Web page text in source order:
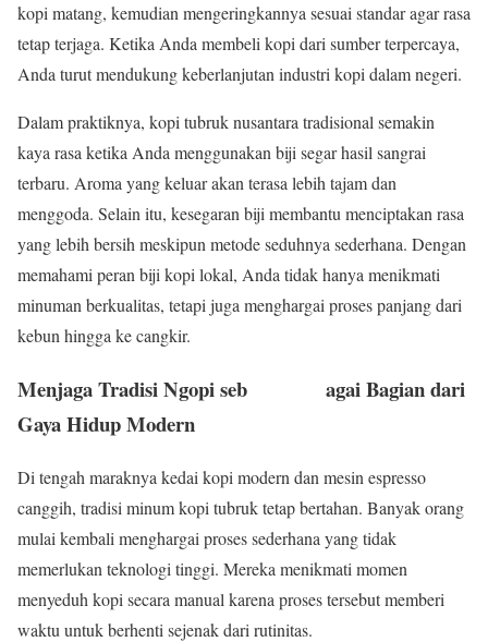
kopi matang, kemudian mengeringkannya sesuai standar agar rasa
tetap terjaga. Ketika Anda membeli kopi dari sumber terpercaya,
Anda turut mendukung keberlanjutan industri kopi dalam negeri.
Dalam praktiknya, kopi tubruk nusantara tradisional semakin
kaya rasa ketika Anda menggunakan biji segar hasil sangrai
terbaru. Aroma yang keluar akan terasa lebih tajam dan
menggoda. Selain itu, kesegaran biji membantu menciptakan rasa
yang lebih bersih meskipun metode seduhnya sederhana. Dengan
memahami peran biji kopi lokal, Anda tidak hanya menikmati
minuman berkualitas, tetapi juga menghargai proses panjang dari
kebun hingga ke cangkir.
Menjaga Tradisi Ngopi seb agai Bagian dari
Gaya Hidup Modern
Di tengah maraknya kedai kopi modern dan mesin espresso
canggih, tradisi minum kopi tubruk tetap bertahan. Banyak orang
mulai kembali menghargai proses sederhana yang tidak
memerlukan teknologi tinggi. Mereka menikmati momen
menyeduh kopi secara manual karena proses tersebut memberi
waktu untuk berhenti sejenak dari rutinitas.